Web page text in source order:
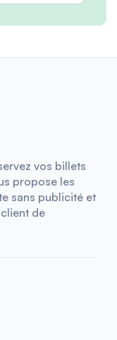
vos billets
propose les
sans publicité et
de